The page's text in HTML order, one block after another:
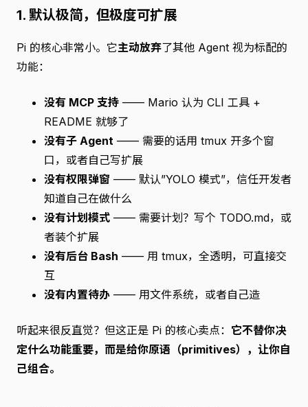
1. 默认极简，但极度可扩展
Pi 的核心非常小。它主动放弃了其他 Agent 视为标配的
功能：
没有 MCP 支持 —— Mario 认为 CLI 工具 +
README 就够了
没有子 Agent —— 需要的话用 tmux 开多个窗
口，或者自己写扩展
没有权限弹窗 —— 默认”YOLO 模式”，信任开发者
知道自己在做什么
没有计划模式 —— 需要计划？写个 TODO.md，或
者装个扩展
没有后台 Bash —— 用 tmux，全透明，可直接交
互
没有内置待办 —— 用文件系统，或者自己造
听起来很反直觉？但这正是 Pi 的核心卖点： 它不替你决
定什么功能重要，而是给你原语（primitives），让你自
己组合。